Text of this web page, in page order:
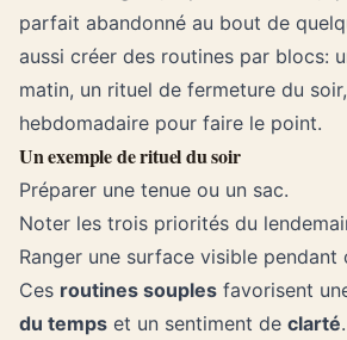
parfait abandonné au bout de
aussi créer des routines par blocs:
matin, un rituel de fermeture du
hebdomadaire pour faire le point.
Un exemple de rituel du soir
Préparer une tenue ou un sac.
Noter les trois priorités du
Ranger une surface visible pendant
Ces routines souples favorisent
du temps et un sentiment de clarté.